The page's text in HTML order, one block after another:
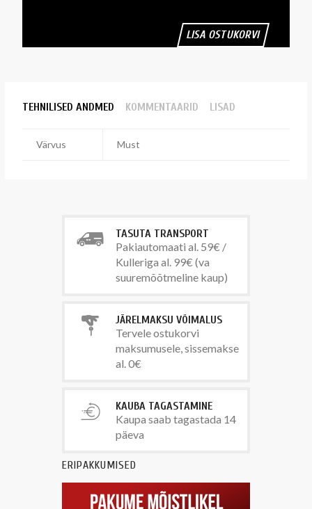
LISA OSTUKORVI
TEHNILISED ANDMED KOMMENTAARID LISAD
Värvus Must
TASUTA TRANSPORT
Pakiautomaati al. 59€ /
Kulleriga al. 99€ (va
suuremõõtmeline kaup)
JÄRELMAKSU VÕIMALUS
Tervele ostukorvi
maksumusele, sissemakse
al. 0€
KAUBA TAGASTAMINE
Kaupa saab tagastada 14
päeva
ERIPAKKUMISED